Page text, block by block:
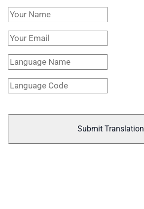
Submit Translation